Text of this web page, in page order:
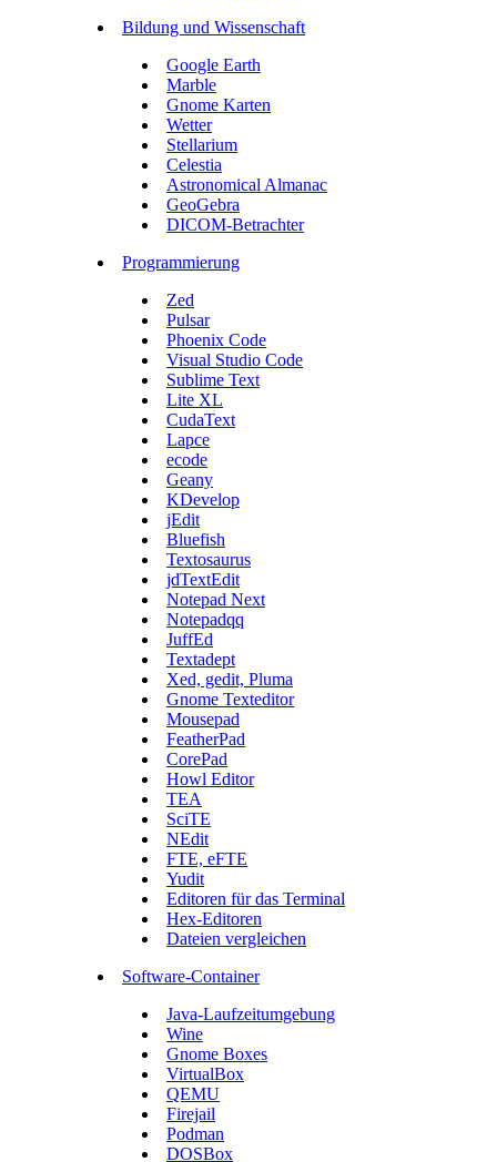
Bildung und Wissenschaft
Google Earth
Marble
Gnome Karten
Wetter
Stellarium
Celestia
Astronomical Almanac
GeoGebra
DICOM-Betrachter
Programmierung
Zed
Pulsar
Phoenix Code
Visual Studio Code
Sublime Text
Lite XL
CudaText
Lapce
ecode
Geany
KDevelop
jEdit
Bluefish
Textosaurus
jdTextEdit
Notepad Next
Notepadqq
JuffEd
Textadept
Xed, gedit, Pluma
Gnome Texteditor
Mousepad
FeatherPad
CorePad
Howl Editor
TEA
SciTE
NEdit
FTE, eFTE
Yudit
Editoren für das Terminal
Hex-Editoren
Dateien vergleichen
Software-Container
Java-Laufzeitumgebung
Wine
Gnome Boxes
VirtualBox
QEMU
Firejail
Podman
DOSBox